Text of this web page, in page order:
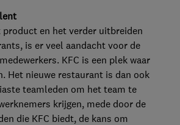
product en het verder uitbreiden
is er veel aandacht voor de
KFC is een plek waar
Het nieuwe restaurant is dan ook
teamleden om het team te
krijgen, mede door de
die KFC biedt, de kans om